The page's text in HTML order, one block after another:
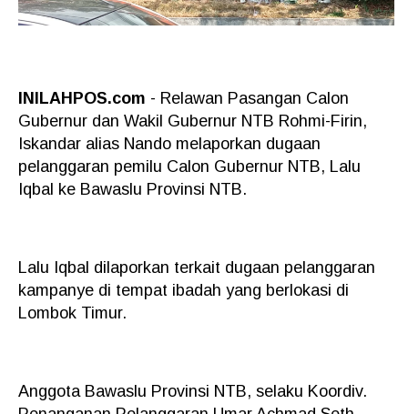
INILAHPOS.com - Relawan Pasangan Calon
Gubernur dan Wakil Gubernur NTB Rohmi-Firin,
Iskandar alias Nando melaporkan dugaan
pelanggaran pemilu Calon Gubernur NTB, Lalu
Iqbal ke Bawaslu Provinsi NTB.
Lalu Iqbal dilaporkan terkait dugaan pelanggaran
kampanye di tempat ibadah yang berlokasi di
Lombok Timur.
Anggota Bawaslu Provinsi NTB, selaku Koordiv.